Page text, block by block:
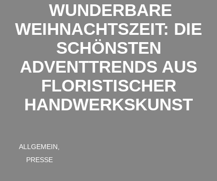
WUNDERBARE
WEIHNACHTSZEIT: DIE
SCHÖNSTEN
ADVENTTRENDS AUS
FLORISTISCHER
HANDWERKSKUNST
ALLGEMEIN,
PRESSE